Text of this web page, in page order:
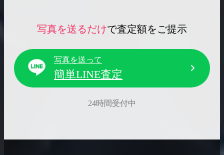
写真を送るだけで査定額をご提示
写真を送って
簡単LINE査定
24時間受付中